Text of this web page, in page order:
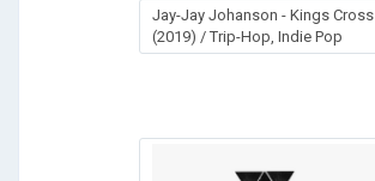
Jay-Jay Johanson - Kings Cross
(2019) / Trip-Hop, Indie Pop